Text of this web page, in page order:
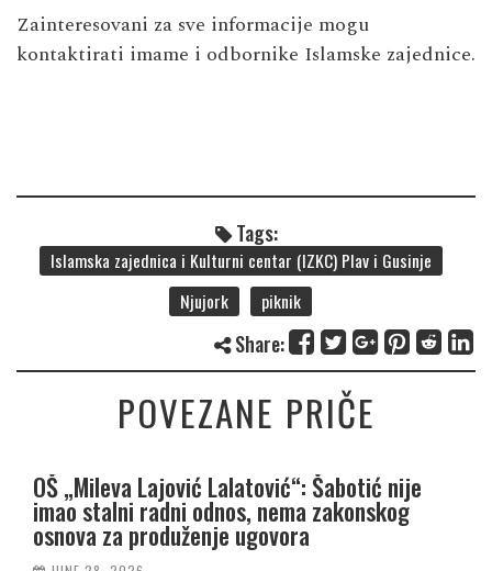
Zainteresovani za sve informacije mogu
kontaktirati imame i odbornike Islamske zajednice.
Tags:
Islamska zajednica i Kulturni centar (IZKC) Plav i Gusinje
Njujork
piknik
Share:
POVEZANE PRIČE
OŠ „Mileva Lajović Lalatović“: Šabotić nije
imao stalni radni odnos, nema zakonskog
osnova za produženje ugovora